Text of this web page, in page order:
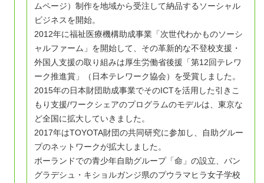
ムページ）制作を地域から受注して納品するソーシャル
ビジネスを開始。
2012年に福祉医療機構助成事業「次世代わかものソーシ
ャルファーム」を開始して、その革新的な不登校支援・
外国人支援の取り組みは厚生労働省後援「第12回テレワ
ーク推進賞」（日本テレワーク協会）を受賞しました。
2015年の日本財団助成事業でそのICTを活用した引きこ
もり支援/ワークシェアのプログラムのモデルは、東京な
ど全国に拡大していきました。
2017年はTOYOTA財団の共同研究に参加し、自助グルー
プのネットワークが拡大しました。
ポーランドでの青少年自助グループ「命」の設立、バン
グラデシュ・キショルガンジ県のプウラマヒラ女子学校